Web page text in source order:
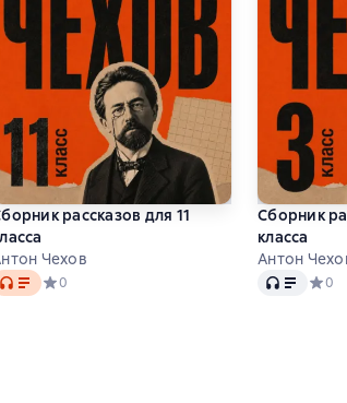
рассказов для 11
Чехов
Средний рейтинг 0 на основе 0 оценок
0
Сборник
класса
Антон
Audio 0